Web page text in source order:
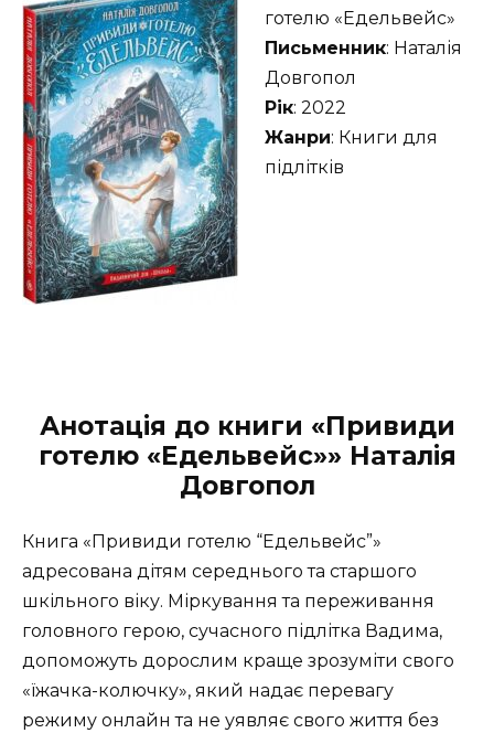
готелю «Едельвейс»
Письменник: Наталія
Довгопол
Рік: 2022
Жанри: Книги для
підлітків
Анотація до книги «Привиди
готелю «Едельвейс»» Наталія
Довгопол
Книга «Привиди готелю “Едельвейс”»
адресована дітям середнього та старшого
шкільного віку. Міркування та переживання
головного герою, сучасного підлітка Вадима,
допоможуть дорослим краще зрозуміти свого
«їжачка-колючку», який надає перевагу
режиму онлайн та не уявляє свого життя без